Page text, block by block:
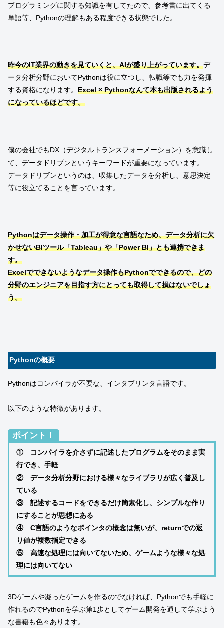
プログラミングに関する知識を有してたので、参考書に出てくる
単語等、Pythonの理解もある程度できる状態でした。
昨今のIT業界の動きを見ていくと、AIが盛り上がっています。デ
ータ分析分野においてPythonは役に立つし、転職等でも力を発揮
する資格になります。 Excel × Pythonなんて本も出版されるよう
になっているほどです。
僕の会社でもDX（デジタルトランスフォーメーション）を意識し
て、データドリブンというキーワードが重要になっています。
データドリブンというのは、収集したデータを分析し、意思決定
等に役立てることを言っています。
Pythonはデータ操作・加工が得意な言語なため、データ分析に欠
かせないBIツール「Tableau」や「Power BI」とも連携できま
す。
Excelでできないようなデータ操作もPythonでできるので、どの
分野のエンジニアを目指す方にとっても取得して損はないでしょ
う。
Pythonの概要
Pythonはコンパイラが不要な、インタプリンタ言語です。
以下のような特徴があります。
ポイント！
① コンパイラを介さずに記述したプログラムをそのまま実
行でき、手軽
② データ分析分野における様々なライブラリが広く普及し
ている
③ 記述するコードをできるだけ簡素化し、シンプルな作り
にすることが思想にある
④ C言語のようなポインタの概念は無いが、returnでの返
り値が複数指定できる
⑤ 高速な処理には向いてないため、ゲームような様々な処
理には向いてない
3Dゲームや凝ったゲームを作るのでなければ、Pythonでも手軽に
作れるのでPythonを学ぶ第1歩としてゲーム開発を通して学ぶよう
な書籍も色々あります。